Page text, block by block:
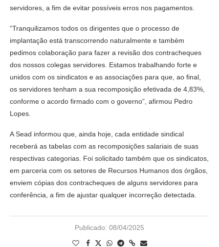
servidores, a fim de evitar possíveis erros nos pagamentos.
“Tranquilizamos todos os dirigentes que o processo de
implantação está transcorrendo naturalmente e também
pedimos colaboração para fazer a revisão dos contracheques
dos nossos colegas servidores. Estamos trabalhando forte e
unidos com os sindicatos e as associações para que, ao final,
os servidores tenham a sua recomposição efetivada de 4,83%,
conforme o acordo firmado com o governo”, afirmou Pedro
Lopes.
A Sead informou que, ainda hoje, cada entidade sindical
receberá as tabelas com as recomposições salariais de suas
respectivas categorias. Foi solicitado também que os sindicatos,
em parceria com os setores de Recursos Humanos dos órgãos,
enviem cópias dos contracheques de alguns servidores para
conferência, a fim de ajustar qualquer incorreção detectada.
Publicado: 08/04/2025